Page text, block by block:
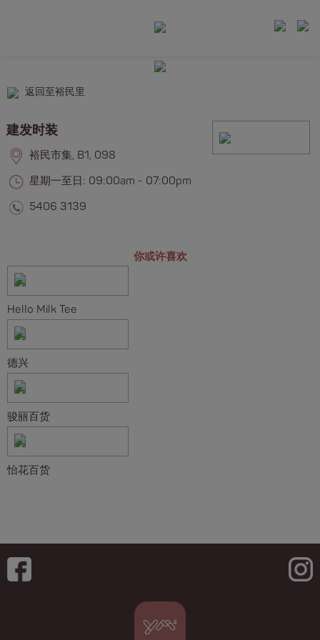
返回至裕民里
建发时装
裕民市集, B1, 098
星期一至日: 09:00am - 07:00pm
5406 3139
你或许喜欢
Hello Milk Tee
德兴
骏丽百货
怡花百货